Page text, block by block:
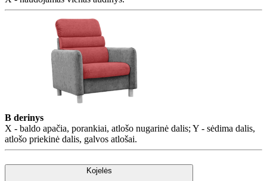
B derinys
X - baldo apačia, porankiai, atlošo nugarinė dalis; Y - sėdima dalis,
atlošo priekinė dalis, galvos atlošai.
Kojelės